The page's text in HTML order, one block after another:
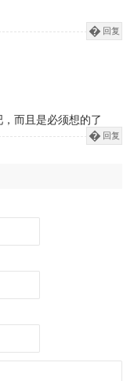
回复
而且是必须想的了
回复